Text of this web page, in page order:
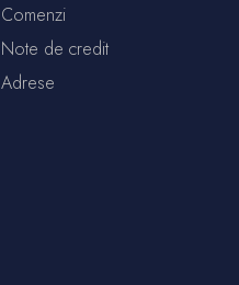
Comenzi
Note de credit
Adrese